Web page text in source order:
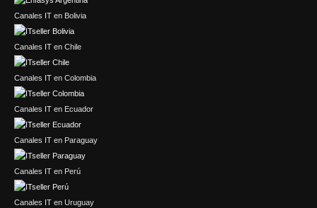
Canales IT en Bolivia
Canales IT en Chile
Canales IT en Colombia
Canales IT en Ecuador
Canales IT en Paraguay
Canales IT en Perú
Canales IT en Uruguay